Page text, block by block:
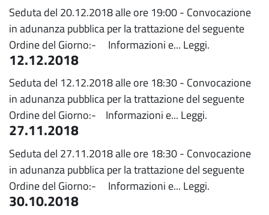
Seduta del 20.12.2018 alle ore 19:00 - Convocazione
in adunanza pubblica per la trattazione del seguente
Ordine del Giorno:- Informazioni e... Leggi.
12.12.2018
Seduta del 12.12.2018 alle ore 18:30 - Convocazione
in adunanza pubblica per la trattazione del seguente
Ordine del Giorno:- Informazioni e... Leggi.
27.11.2018
Seduta del 27.11.2018 alle ore 18:30 - Convocazione
in adunanza pubblica per la trattazione del seguente
Ordine del Giorno:- Informazioni e... Leggi.
30.10.2018